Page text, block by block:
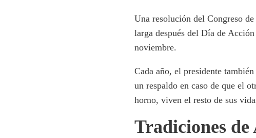
Una resolución del Congreso
larga después del Día de
noviembre.
Cada año, el presidente
un respaldo en caso de que el
horno, viven el resto de sus
Tradiciones de